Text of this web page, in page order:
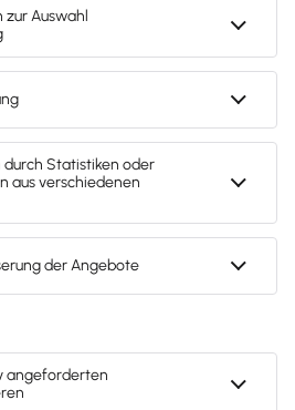
unternehmerischen Weitblick
für die eigenen
wer diese kennt und versteht,
und angemessen zu
Beratungdurch den
Denn häufig fehlen
die durch die Kanzlei und
Beratung